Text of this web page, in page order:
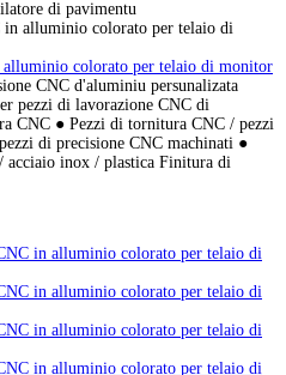
colorato per telaio di monitor
CNC d'aluminiu persunalizata
pezzi di lavorazione CNC di
CNC ● Pezzi di tornitura CNC / pezzi
di precisione CNC machinati ●
inox / plastica Finitura di
in alluminio colorato per telaio di
in alluminio colorato per telaio di
in alluminio colorato per telaio di
in alluminio colorato per telaio di